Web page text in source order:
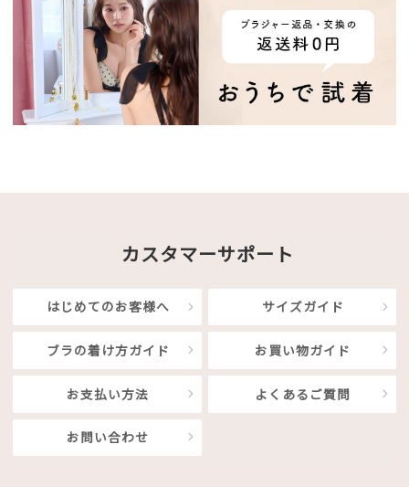
カスタマーサポート
はじめてのお客様へ サイズガイド
ブラの着け方ガイド お買い物ガイド
お支払い方法 よくあるご質問
お問い合わせ